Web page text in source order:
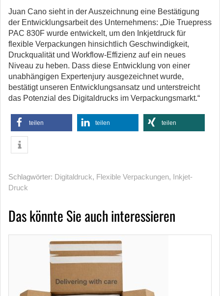
Juan Cano sieht in der Auszeichnung eine Bestätigung
der Entwicklungsarbeit des Unternehmens: „Die Truepress
PAC 830F wurde entwickelt, um den Inkjetdruck für
flexible Verpackungen hinsichtlich Geschwindigkeit,
Druckqualität und Workflow-Effizienz auf ein neues
Niveau zu heben. Dass diese Entwicklung von einer
unabhängigen Expertenjury ausgezeichnet wurde,
bestätigt unseren Entwicklungsansatz und unterstreicht
das Potenzial des Digitaldrucks im Verpackungsmarkt.“
teilen teilen teilen
Schlagwörter: Digitaldruck, Flexible Verpackungen, Inkjet-
Druck
Das könnte Sie auch interessieren